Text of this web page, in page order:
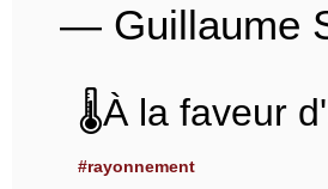
— Guillaume
🌡️À la faveur
#rayonnement